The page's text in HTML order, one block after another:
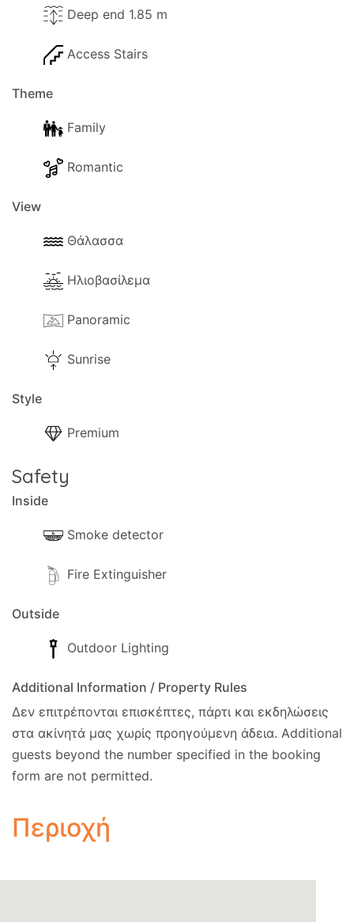
Deep end 1.85 m
Access Stairs
Theme
Family
Romantic
View
Θάλασσα
Ηλιοβασίλεμα
Panoramic
Sunrise
Style
Premium
Safety
Inside
Smoke detector
Fire Extinguisher
Outside
Outdoor Lighting
Additional Information / Property Rules
Δεν επιτρέπονται επισκέπτες, πάρτι και εκδηλώσεις
στα ακίνητά μας χωρίς προηγούμενη άδεια. Additional
guests beyond the number specified in the booking
form are not permitted.
Περιοχή